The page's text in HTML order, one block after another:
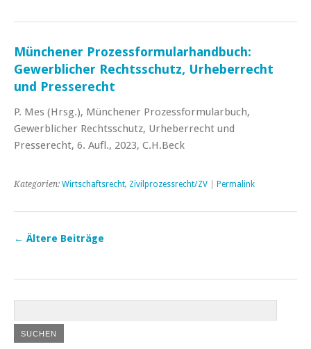
Münchener Prozessformularhandbuch:
Gewerblicher Rechtsschutz, Urheberrecht
und Presserecht
P. Mes (Hrsg.), Münchener Prozessformularbuch,
Gewerblicher Rechtsschutz, Urheberrecht und
Presserecht, 6. Aufl., 2023, C.H.Beck
Kategorien: Wirtschaftsrecht, Zivilprozessrecht/ZV Permalink
← Ältere Beiträge